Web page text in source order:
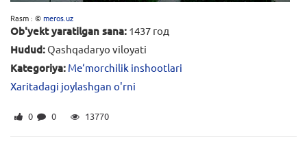
Rasm : ©meros.uz
Ob'yekt yaratilgan sana: 1437 год
Hudud: Qashqadaryo viloyati
Kategoriya: Me‘morchilik inshootlari
Xaritadagi joylashgan o'rni
0 0 13770